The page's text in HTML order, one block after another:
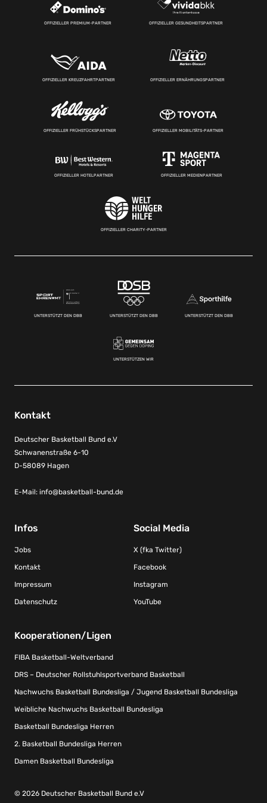
OFFIZIELLER PREMIUM-PARTNER OFFIZIELLER GESUNDHEITSPARTNER
OFFIZIELLER KREUZFAHRTPARTNER OFFIZIELLER ERNÄHRUNGSPARTNER
OFFIZIELLER FRÜHSTÜCKSPARTNER OFFIZIELLER MOBILITÄTS-PARTNER
OFFIZIELLER HOTELPARTNER OFFIZIELLER MEDIENPARTNER
OFFIZIELLER CHARITY-PARTNER
UNTERSTÜTZT DEN DBB UNTERSTÜTZT DEN DBB UNTERSTÜTZT DEN DBB
UNTERSTÜTZEN WIR
Kontakt
Deutscher Basketball Bund e.V
Schwanenstraße 6-10
D-58089 Hagen
E-Mail: info@basketball-bund.de
Infos
Jobs
Kontakt
Impressum
Datenschutz
Social Media
X (fka Twitter)
Facebook
Instagram
YouTube
Kooperationen/Ligen
FIBA Basketball-Weltverband
DRS – Deutscher Rollstuhlsportverband Basketball
Nachwuchs Basketball Bundesliga / Jugend Basketball Bundesliga
Weibliche Nachwuchs Basketball Bundesliga
Basketball Bundesliga Herren
2. Basketball Bundesliga Herren
Damen Basketball Bundesliga
© 2026 Deutscher Basketball Bund e.V